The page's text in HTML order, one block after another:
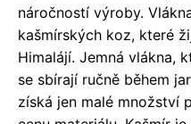
náročností výroby.
kašmírských koz, které
Himalájí. Jemná vlákna,
se sbírají ručně během
získá jen malé množství